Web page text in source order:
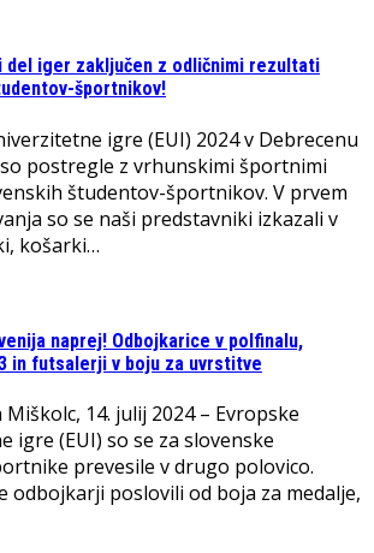
del iger zaključen z odličnimi rezultati
športnikov!
igre (EUI) 2024 v Debrecenu
postregle z vrhunskimi športnimi
študentov-športnikov. V prvem
so se naši predstavniki izkazali v
košarki…
naprej! Odbojkarice v polfinalu,
in futsalerji v boju za uvrstitve
14. julij 2024 – Evropske
igre (EUI) so se za slovenske
prevesile v drugo polovico.
odbojkarji poslovili od boja za medalje,